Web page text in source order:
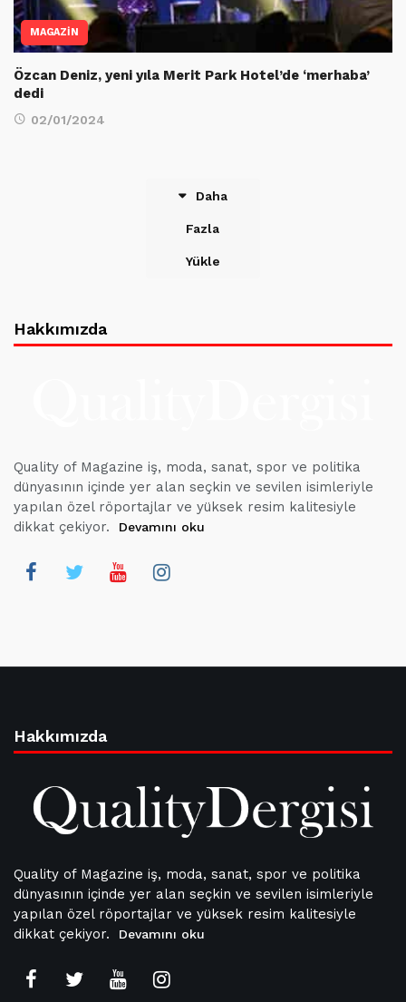
MAGAZİN
Özcan Deniz, yeni yıla Merit Park Hotel’de ‘merhaba’
dedi
02/01/2024
Daha
Fazla
Yükle
Hakkımızda
Quality of Magazine iş, moda, sanat, spor ve politika
dünyasının içinde yer alan seçkin ve sevilen isimleriyle
yapılan özel röportajlar ve yüksek resim kalitesiyle
dikkat çekiyor.
Devamını oku
Hakkımızda
Quality of Magazine iş, moda, sanat, spor ve politika
dünyasının içinde yer alan seçkin ve sevilen isimleriyle
yapılan özel röportajlar ve yüksek resim kalitesiyle
dikkat çekiyor.
Devamını oku